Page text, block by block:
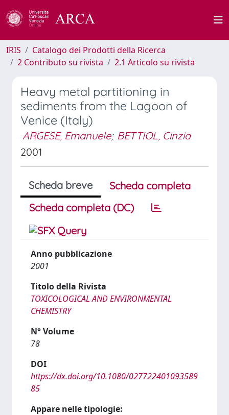
IRIS
Catalogo dei Prodotti della Ricerca
2 Contributo su rivista
2.1 Articolo su rivista
Heavy metal partitioning in
sediments from the Lagoon of
Venice (Italy)
ARGESE, Emanuele; BETTIOL, Cinzia
2001
Scheda breve
Scheda completa
Scheda completa (DC)
Anno pubblicazione
2001
Titolo della Rivista
TOXICOLOGICAL AND ENVIRONMENTAL
CHEMISTRY
N° Volume
78
DOI
https://dx.doi.org/10.1080/027722401093589
85
Appare nelle tipologie: